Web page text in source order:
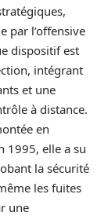
par l’offensive
dispositif est
intégrant
et une
à distance.
en
1995, elle a su
la sécurité
les fuites
une